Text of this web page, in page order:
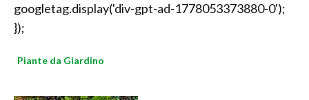
googletag.display('div-gpt-ad-1778053373880-0');
});
Piante da Giardino